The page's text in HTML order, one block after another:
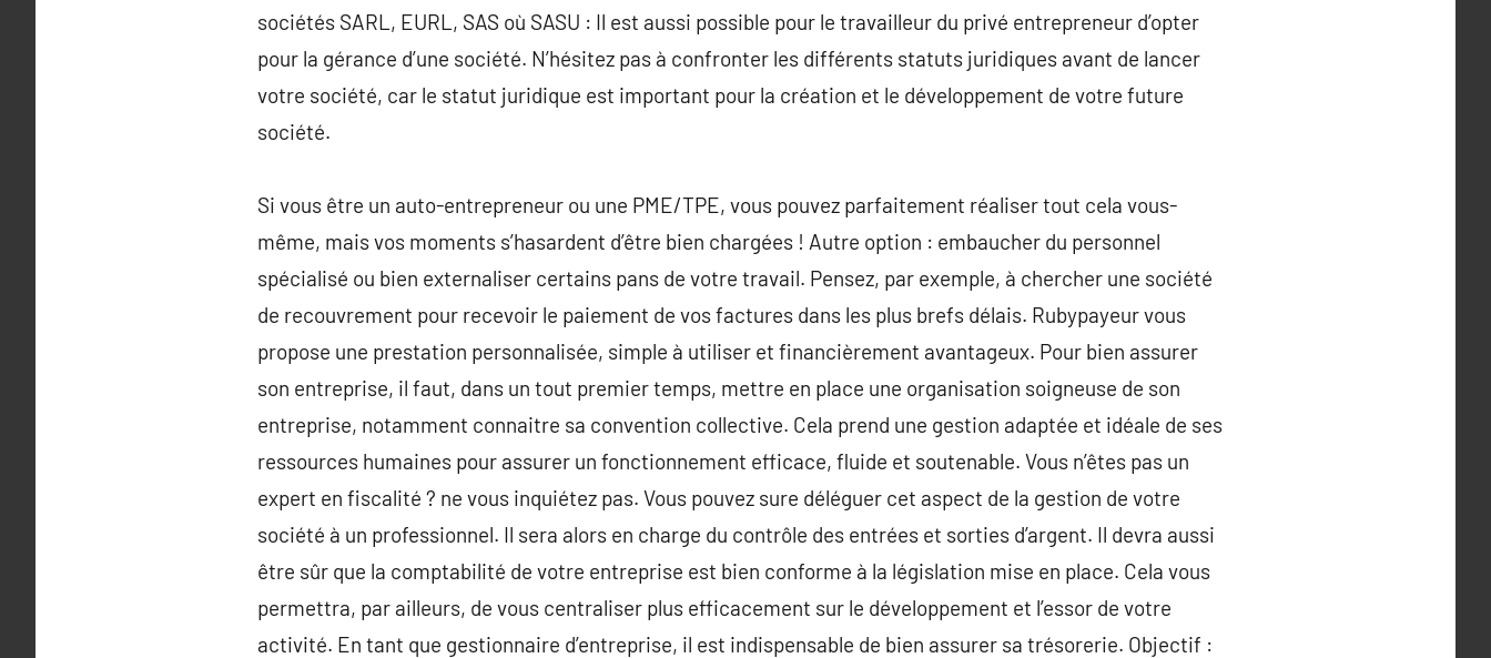
sociétés SARL, EURL, SAS où SASU : Il est aussi possible pour le travailleur du privé entrepreneur d’opter
pour la gérance d’une société. N’hésitez pas à confronter les différents statuts juridiques avant de lancer
votre société, car le statut juridique est important pour la création et le développement de votre future
société.
Si vous être un auto-entrepreneur ou une PME/TPE, vous pouvez parfaitement réaliser tout cela vous-
même, mais vos moments s’hasardent d’être bien chargées ! Autre option : embaucher du personnel
spécialisé ou bien externaliser certains pans de votre travail. Pensez, par exemple, à chercher une société
de recouvrement pour recevoir le paiement de vos factures dans les plus brefs délais. Rubypayeur vous
propose une prestation personnalisée, simple à utiliser et financièrement avantageux. Pour bien assurer
son entreprise, il faut, dans un tout premier temps, mettre en place une organisation soigneuse de son
entreprise, notamment connaitre sa convention collective. Cela prend une gestion adaptée et idéale de ses
ressources humaines pour assurer un fonctionnement efficace, fluide et soutenable. Vous n’êtes pas un
expert en fiscalité ? ne vous inquiétez pas. Vous pouvez sure déléguer cet aspect de la gestion de votre
société à un professionnel. Il sera alors en charge du contrôle des entrées et sorties d’argent. Il devra aussi
être sûr que la comptabilité de votre entreprise est bien conforme à la législation mise en place. Cela vous
permettra, par ailleurs, de vous centraliser plus efficacement sur le développement et l’essor de votre
activité. En tant que gestionnaire d’entreprise, il est indispensable de bien assurer sa trésorerie. Objectif :